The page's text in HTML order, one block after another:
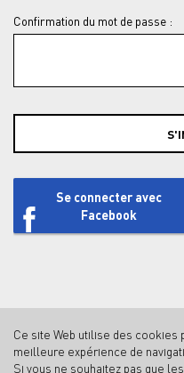
Confirmation du mot de passe :
Se connecter avec
Facebook
Contact
Mentions
Ce site Web utilise des cookies
meilleure expérience de
Si vous ne souhaitez pas que